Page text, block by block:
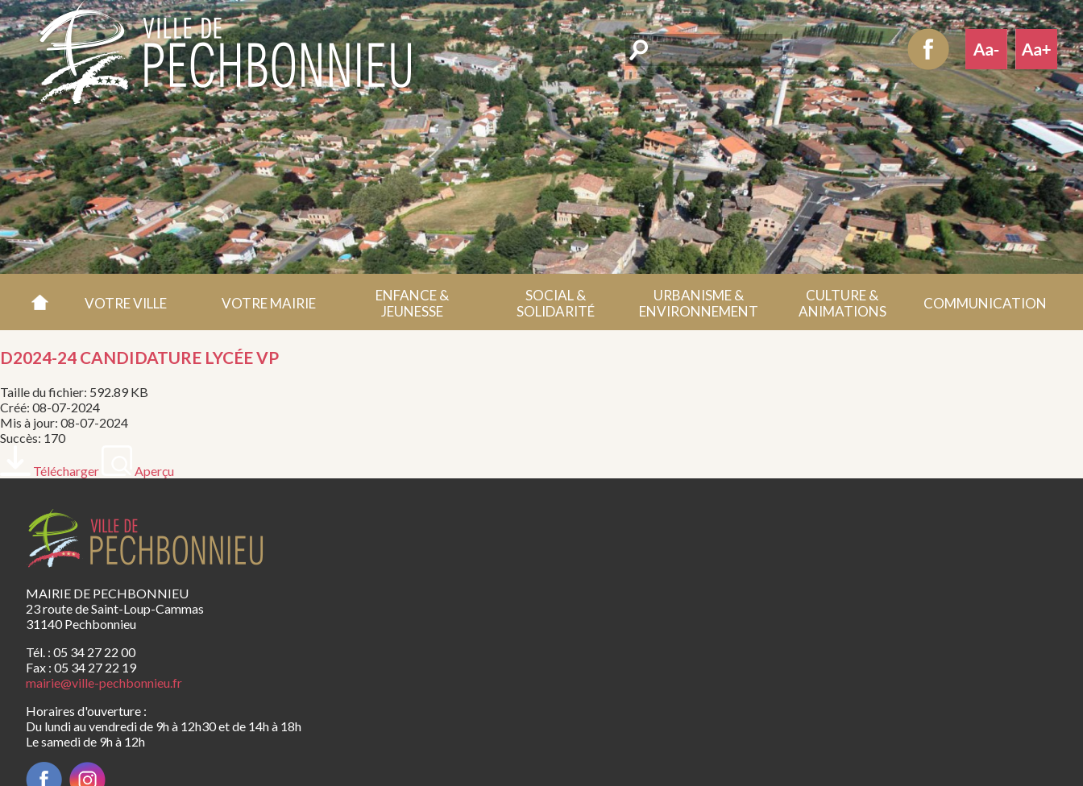
Rechercher
VOTRE VILLE VOTRE MAIRIE
ENFANCE &
JEUNESSE
SOCIAL &
SOLIDARITÉ
URBANISME &
ENVIRONNEMENT
CULTURE &
ANIMATIONS
COMMUNICATION
D2024-24 CANDIDATURE LYCÉE VP
Taille du fichier: 592.89 KB
Créé: 08-07-2024
Mis à jour: 08-07-2024
Succès: 170
Télécharger Aperçu
MAIRIE DE PECHBONNIEU
23 route de Saint-Loup-Cammas
31140 Pechbonnieu
Tél. : 05 34 27 22 00
Fax : 05 34 27 22 19
mairie@ville-pechbonnieu.fr
Horaires d'ouverture :
Du lundi au vendredi de 9h à 12h30 et de 14h à 18h
Le samedi de 9h à 12h